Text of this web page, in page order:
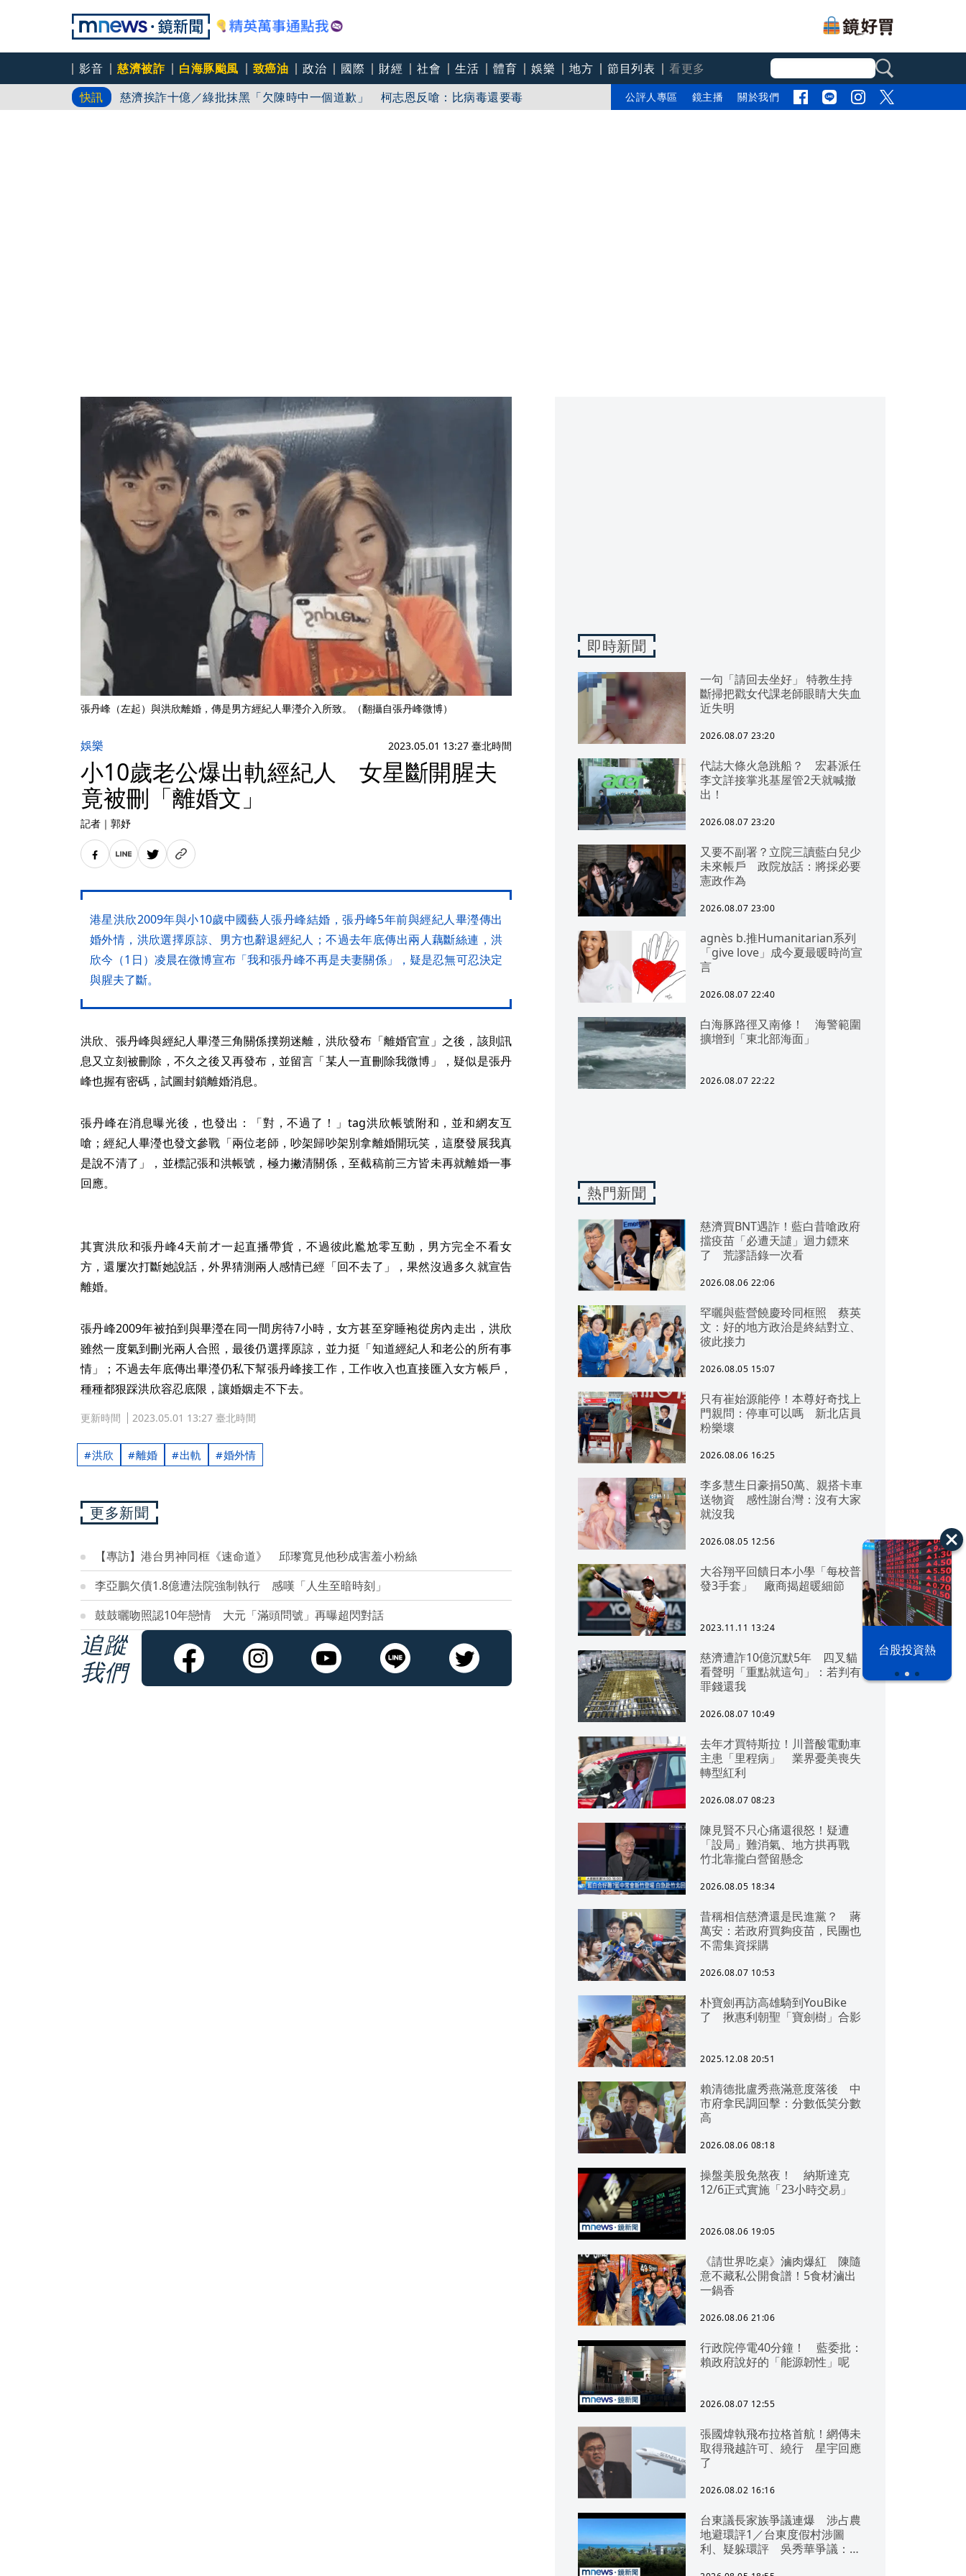
影音 慈濟被詐 白海豚颱風 致癌油 政治 國際 財經 社會 生活 體育 娛樂 地方 節目列表
看更多
快訊
白海豚路徑又南修！ 海警範圍擴增到「東北部海面」
慈濟挨詐十億／綠批抹黑「欠陳時中一個道歉」 柯志恩反嗆：比病毒還要毒
公評人專區 鏡主播 關於我們
漢光42演習 台股投資熱
張丹峰（左起）與洪欣離婚，傳是男方經紀人畢瀅介入所致。（翻攝自張丹峰微博）
娛樂 2023.05.01 13:27 臺北時間
小10歲老公爆出軌經紀人 女星斷開腥夫
竟被刪「離婚文」
記者 ｜ 郭妤
港星洪欣2009年與小10歲中國藝人張丹峰結婚，張丹峰5年前與經紀人畢瀅傳出
婚外情，洪欣選擇原諒、男方也辭退經紀人；不過去年底傳出兩人藕斷絲連，洪
欣今（1日）凌晨在微博宣布「我和張丹峰不再是夫妻關係」，疑是忍無可忍決定
與腥夫了斷。
洪欣、張丹峰與經紀人畢瀅三角關係撲朔迷離，洪欣發布「離婚官宣」之後，該則訊
息又立刻被刪除，不久之後又再發布，並留言「某人一直刪除我微博」，疑似是張丹
峰也握有密碼，試圖封鎖離婚消息。
張丹峰在消息曝光後，也發出：「對，不過了！」tag洪欣帳號附和，並和網友互
嗆；經紀人畢瀅也發文參戰「兩位老師，吵架歸吵架別拿離婚開玩笑，這麼發展我真
是說不清了」，並標記張和洪帳號，極力撇清關係，至截稿前三方皆未再就離婚一事
回應。
其實洪欣和張丹峰4天前才一起直播帶貨，不過彼此尷尬零互動，男方完全不看女
方，還屢次打斷她說話，外界猜測兩人感情已經「回不去了」，果然沒過多久就宣告
離婚。
張丹峰2009年被拍到與畢瀅在同一間房待7小時，女方甚至穿睡袍從房內走出，洪欣
雖然一度氣到刪光兩人合照，最後仍選擇原諒，並力挺「知道經紀人和老公的所有事
情」；不過去年底傳出畢瀅仍私下幫張丹峰接工作，工作收入也直接匯入女方帳戶，
種種都狠踩洪欣容忍底限，讓婚姻走不下去。
更新時間 2023.05.01 13:27 臺北時間
洪欣 離婚 出軌 婚外情
更多新聞
【專訪】港台男神同框《速命道》 邱瓈寬見他秒成害羞小粉絲
李亞鵬欠債1.8億遭法院強制執行 感嘆「人生至暗時刻」
鼓鼓曬吻照認10年戀情 大元「滿頭問號」再曝超閃對話
追蹤
我們
即時新聞
一句「請回去坐好」 特教生持
斷掃把戳女代課老師眼睛大失血
近失明
2026.08.07 23:20
代誌大條火急跳船？ 宏碁派任
李文詳接掌兆基屋管2天就喊撤
出！
2026.08.07 23:20
又要不副署？立院三讀藍白兒少
未來帳戶 政院放話：將採必要
憲政作為
2026.08.07 23:00
agnès b.推Humanitarian系列
「give love」成今夏最暖時尚宣
言
2026.08.07 22:40
白海豚路徑又南修！ 海警範圍
擴增到「東北部海面」
2026.08.07 22:22
熱門新聞
慈濟買BNT遇詐！藍白昔嗆政府
擋疫苗「必遭天譴」迴力鏢來
了 荒謬語錄一次看
2026.08.06 22:06
罕曬與藍營饒慶玲同框照 蔡英
文：好的地方政治是終結對立、
彼此接力
2026.08.05 15:07
只有崔始源能停！本尊好奇找上
門親問：停車可以嗎 新北店員
粉樂壞
2026.08.06 16:25
李多慧生日豪捐50萬、親搭卡車
送物資 感性謝台灣：沒有大家
就沒我
2026.08.05 12:56
大谷翔平回饋日本小學「每校普
發3手套」 廠商揭超暖細節
2023.11.11 13:24
慈濟遭詐10億沉默5年 四叉貓
看聲明「重點就這句」：若判有
罪錢還我
2026.08.07 10:49
去年才買特斯拉！川普酸電動車
主患「里程病」 業界憂美喪失
轉型紅利
2026.08.07 08:23
陳見賢不只心痛還很怒！疑遭
「設局」難消氣、地方拱再戰
竹北靠攏白營留懸念
2026.08.05 18:34
昔稱相信慈濟還是民進黨？ 蔣
萬安：若政府買夠疫苗，民團也
不需集資採購
2026.08.07 10:53
朴寶劍再訪高雄騎到YouBike
了 揪惠利朝聖「寶劍樹」合影
2025.12.08 20:51
賴清德批盧秀燕滿意度落後 中
市府拿民調回擊：分數低笑分數
高
2026.08.06 08:18
操盤美股免熬夜！ 納斯達克
12/6正式實施「23小時交易」
2026.08.06 19:05
《請世界吃桌》滷肉爆紅 陳隨
意不藏私公開食譜！5食材滷出
一鍋香
2026.08.06 21:06
行政院停電40分鐘！ 藍委批：
賴政府說好的「能源韌性」呢
2026.08.07 12:55
張國煒執飛布拉格首航！網傳未
取得飛越許可、繞行 星宇回應
了
2026.08.02 16:16
台東議長家族爭議連爆 涉占農
地避環評1／台東度假村涉圖
利、疑躲環評 吳秀華爭議：概